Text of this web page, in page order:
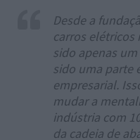
Desde a
carros elétricos
sido apenas
sido uma parte
empresarial.
mudar a
indústria com
da cadeia de